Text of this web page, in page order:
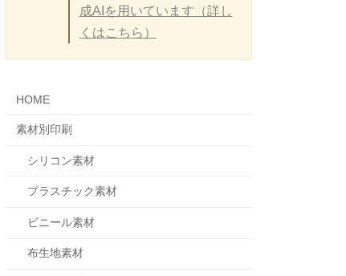
成AIを用いています（詳し
くはこちら）
HOME
素材別印刷
シリコン素材
プラスチック素材
ビニール素材
布生地素材